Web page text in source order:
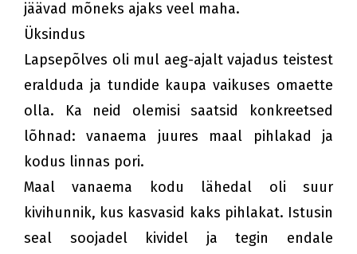
jäävad mõneks ajaks veel maha.
Üksindus
Lapsepõlves oli mul aeg-ajalt vajadus teistest
eralduda ja tundide kaupa vaikuses omaette
olla. Ka neid olemisi saatsid konkreetsed
lõhnad: vanaema juures maal pihlakad ja
kodus linnas pori.
Maal vanaema kodu lähedal oli suur
kivihunnik, kus kasvasid kaks pihlakat. Istusin
seal soojadel kividel ja tegin endale